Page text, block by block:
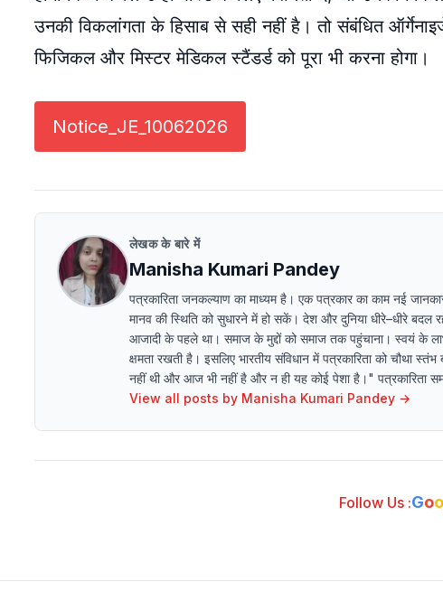
उनकी विकलांगता के हिसाब से सही नहीं है। तो संबंधित
फिजिकल और मिस्टर मेडिकल स्टैंडर्ड को पूरा भी करना होगा।
Notice_JE_10062026
लेखक के बारे में
Manisha Kumari Pandey
पत्रकारिता जनकल्याण का माध्यम है। एक पत्रकार का काम नई
मानव की स्थिति को सुधारने में हो सकें। देश और दुनिया धीरे–धीरे बदल
आजादी के पहले था। समाज के मुद्दों को समाज तक पहुंचाना। स्वयं के
क्षमता रखती है। इसलिए भारतीय संविधान में पत्रकारिता को चौथा
नहीं थी और आज भी नहीं है और न ही यह कोई पेशा है।" पत्रकारिता
View all posts by Manisha Kumari Pandey →
Follow Us :Goo